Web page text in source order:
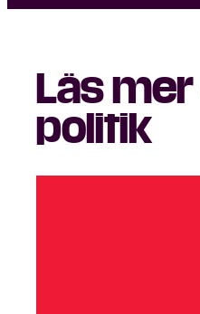
Läs
politik